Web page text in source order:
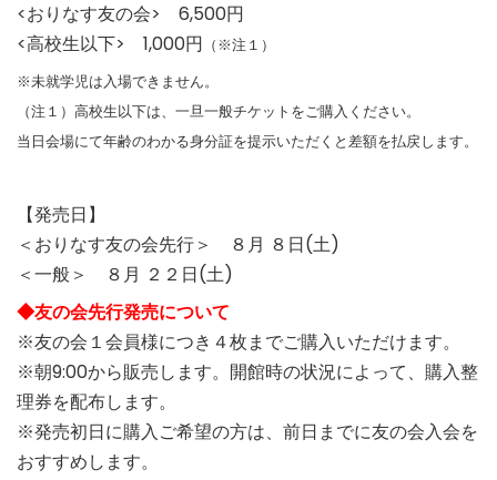
<おりなす友の会> 6,500円
<高校生以下> 1,000円 （※注１）
※未就学児は入場できません。
（注１）高校生以下は、一旦一般チケットをご購入ください。
当日会場にて年齢のわかる身分証を提示いただくと差額を払戻します。
【発売日】
＜おりなす友の会先行＞ ８月 ８日(土)
＜一般＞ ８月 ２２日(土)
◆友の会先行発売について
※友の会１会員様につき４枚までご購入いただけます。
※朝9:00から販売します。開館時の状況によって、購入整
理券を配布します。
※発売初日に購入ご希望の方は、前日までに友の会入会を
おすすめします。